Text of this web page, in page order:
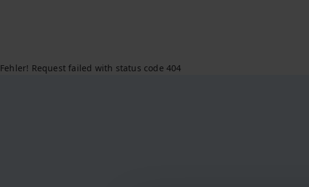
Fehler! Request failed with status code 404